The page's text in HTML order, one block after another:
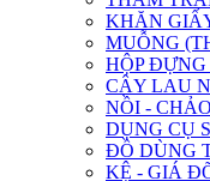
KHĂN
MUỖNG
HỘP ĐỰNG
CÂY LAU
NỒI -
DỤNG CỤ
ĐỒ DÙNG
KỆ - GIÁ